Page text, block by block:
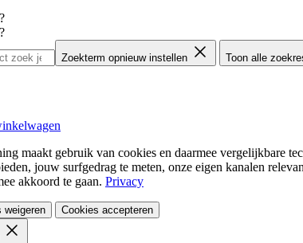
Zoekterm opnieuw instellen Toon alle
maakt gebruik van cookies en daarmee vergelijkbare
jouw surfgedrag te meten, onze eigen kanalen
akkoord te gaan. Privacy
weigeren Cookies accepteren